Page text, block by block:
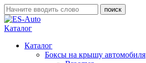
Каталог
Каталог
Боксы на крышу автомобиля